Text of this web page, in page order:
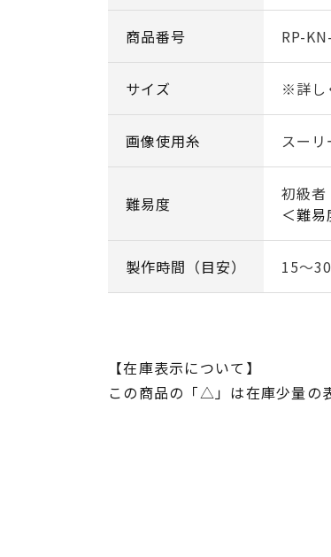
商品番号 RP-
サイズ ※詳し
画像使用糸 スー
難易度
初
＜難
製作時間（目安） 15～
【在庫表示について】
この商品の「△」は在庫少量の